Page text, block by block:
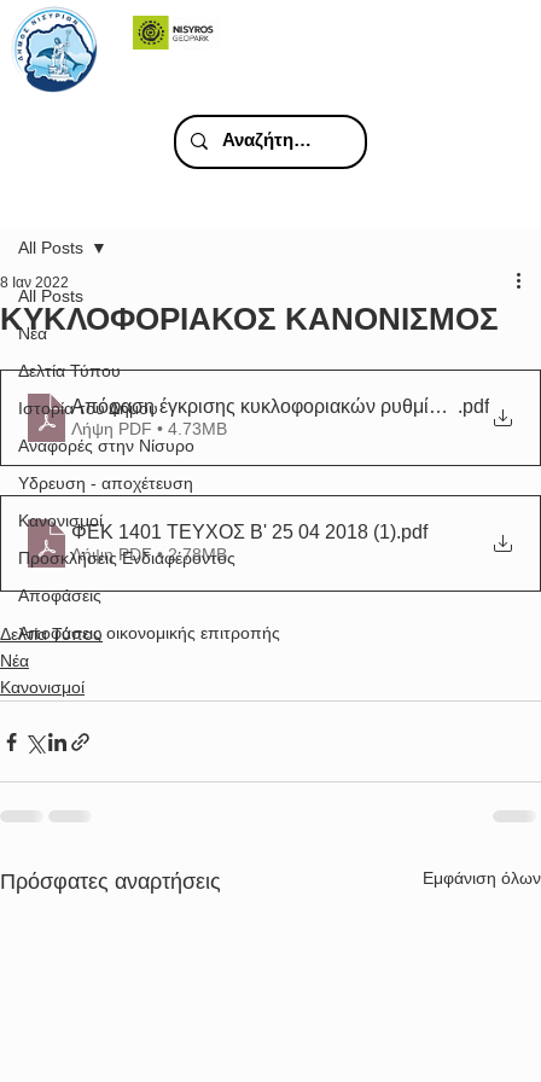
All Posts
Νέα
Δελτία Τύπου
Ιστορία του Δήμου
Αναφορές στην Νίσυρο
Υδρευση - αποχέτευση
Κανονισμοί
Προσκλήσεις Ενδιαφέροντος
Αποφάσεις
Αποφάσεις οικονομικής επιτροπής
All Posts
ΚΥΚΛΟΦΟΡΙΑΚΟΣ ΚΑΝΟΝΙΣΜΟΣ
8 Ιαν 2022
Απόφαση έγκρισης κυκλοφοριακών ρυθμίσεων.pdf
Λήψη PDF • 4.73MB
ΦΕΚ 1401 ΤΕΥΧΟΣ Β' 25 04 2018 (1).pdf
Λήψη PDF • 2.78MB
Δελτία Τύπου
Νέα
Κανονισμοί
Πρόσφατες αναρτήσεις Εμφάνιση όλων